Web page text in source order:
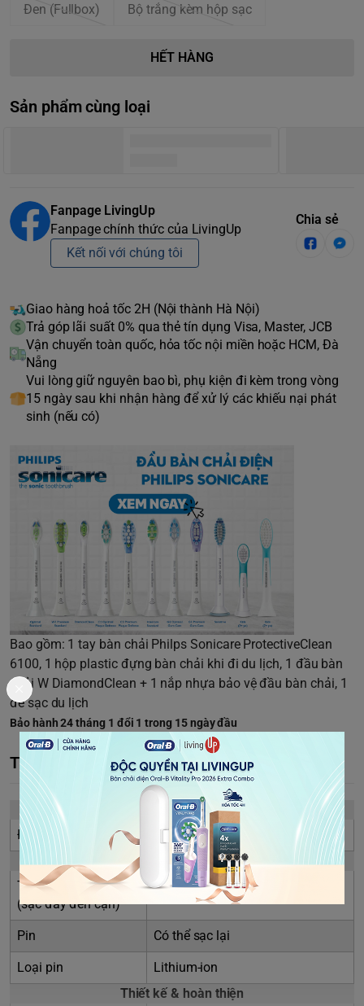
Đen (Fullbox) Bộ trắng kèm hộp sạc
HẾT HÀNG
Sản phẩm cùng loại
Fanpage LivingUp
Fanpage chính thức của LivingUp
Kết nối với chúng tôi
Chia sẻ
Giao hàng hoả tốc 2H (Nội thành Hà Nội)
Trả góp lãi suất 0% qua thẻ tín dụng Visa, Master, JCB
Vận chuyển toàn quốc, hỏa tốc nội miền hoặc HCM, Đà
Nẵng
Vui lòng giữ nguyên bao bì, phụ kiện đi kèm trong vòng
15 ngày sau khi nhận hàng để xử lý các khiếu nại phát
sinh (nếu có)
Bao gồm: 1 tay bàn chải Philps Sonicare ProtectiveClean
6100, 1 hộp plastic đựng bàn chải khi đi du lịch, 1 đầu bàn
chải W DiamondClean + 1 nắp nhựa bảo vệ đầu bàn chải, 1
đế sạc du lịch
Bảo hành 24 tháng 1 đổi 1 trong 15 ngày đầu
Thông số kỹ thuật
Nguồn điện
Điện áp
110–220 V
Thông số kỹ thuật
Thời gian sử dụng
(sạc đầy đến cạn)
Lên đến 2 tuần
Pin Có thể sạc lại
Loại pin
Lithium‑ion
Thiết kế & hoàn thiện